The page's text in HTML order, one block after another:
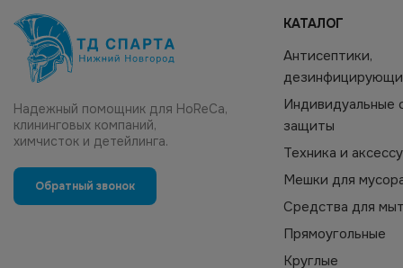
Надежный помощник для HoReCa,
клининговых компаний,
химчисток и детейлинга.
Обратный звонок
КАТАЛОГ
Антисептики,
Индивидуальные
защиты
Техника и
Мешки для
Средства для
Прямоугольные
Круглые